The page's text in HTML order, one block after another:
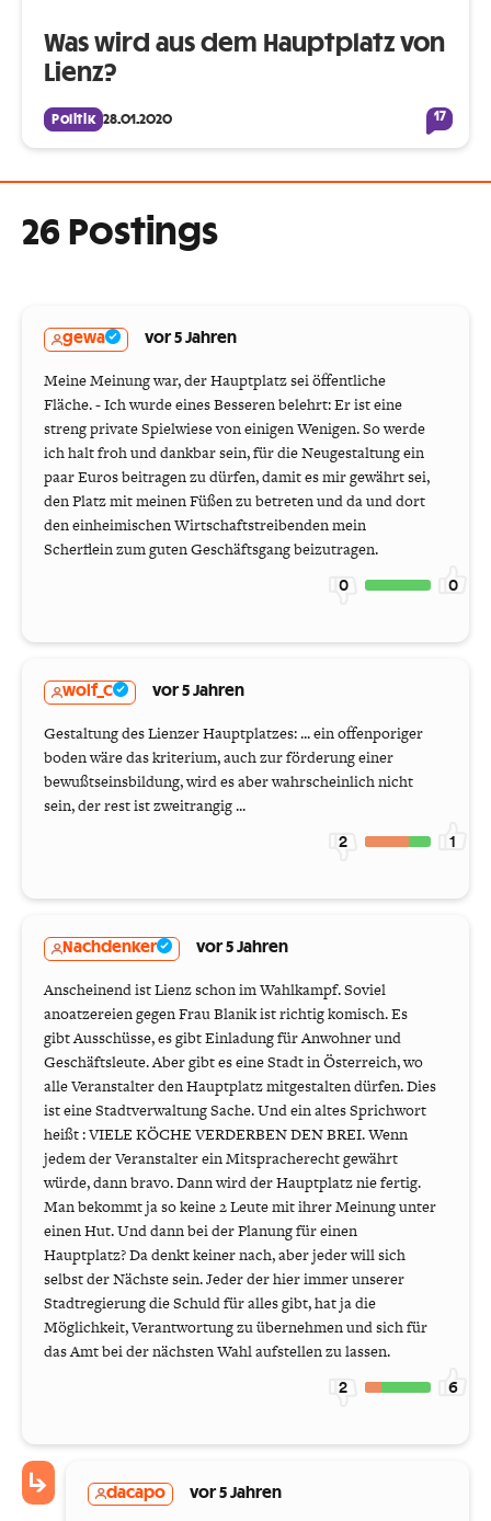
Was wird aus dem Hauptplatz von
Lienz?
Politik 28.01.2020 17
26 Postings
gewa vor 5 Jahren
Meine Meinung war, der Hauptplatz sei öffentliche
Fläche. - Ich wurde eines Besseren belehrt: Er ist eine
streng private Spielwiese von einigen Wenigen. So werde
ich halt froh und dankbar sein, für die Neugestaltung ein
paar Euros beitragen zu dürfen, damit es mir gewährt sei,
den Platz mit meinen Füßen zu betreten und da und dort
den einheimischen Wirtschaftstreibenden mein
Scherflein zum guten Geschäftsgang beizutragen.
0 0
wolf_C vor 5 Jahren
Gestaltung des Lienzer Hauptplatzes: ... ein offenporiger
boden wäre das kriterium, auch zur förderung einer
bewußtseinsbildung, wird es aber wahrscheinlich nicht
sein, der rest ist zweitrangig ...
2 1
Nachdenker vor 5 Jahren
Anscheinend ist Lienz schon im Wahlkampf. Soviel
anoatzereien gegen Frau Blanik ist richtig komisch. Es
gibt Ausschüsse, es gibt Einladung für Anwohner und
Geschäftsleute. Aber gibt es eine Stadt in Österreich, wo
alle Veranstalter den Hauptplatz mitgestalten dürfen. Dies
ist eine Stadtverwaltung Sache. Und ein altes Sprichwort
heißt : VIELE KÖCHE VERDERBEN DEN BREI. Wenn
jedem der Veranstalter ein Mitspracherecht gewährt
würde, dann bravo. Dann wird der Hauptplatz nie fertig.
Man bekommt ja so keine 2 Leute mit ihrer Meinung unter
einen Hut. Und dann bei der Planung für einen
Hauptplatz? Da denkt keiner nach, aber jeder will sich
selbst der Nächste sein. Jeder der hier immer unserer
Stadtregierung die Schuld für alles gibt, hat ja die
Möglichkeit, Verantwortung zu übernehmen und sich für
das Amt bei der nächsten Wahl aufstellen zu lassen.
2 6
dacapo vor 5 Jahren